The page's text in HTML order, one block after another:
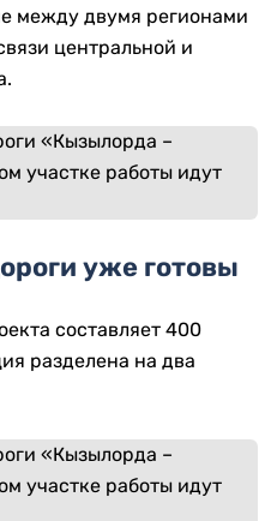
между двумя регионами
центральной и
уже готовы
составляет 400
разделена на два